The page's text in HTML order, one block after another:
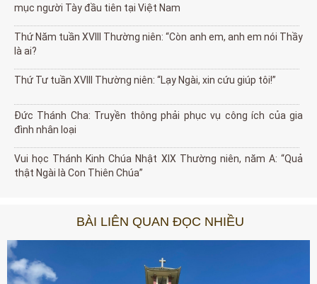
mục người Tày đầu tiên tại Việt Nam
Thứ Năm tuần XVIII Thường niên: “Còn anh em, anh em nói Thầy
là ai?
Thứ Tư tuần XVIII Thường niên: “Lạy Ngài, xin cứu giúp tôi!”
Đức Thánh Cha: Truyền thông phải phục vụ công ích của gia
đình nhân loại
Vui học Thánh Kinh Chúa Nhật XIX Thường niên, năm A: “Quả
thật Ngài là Con Thiên Chúa”
BÀI LIÊN QUAN ĐỌC NHIỀU